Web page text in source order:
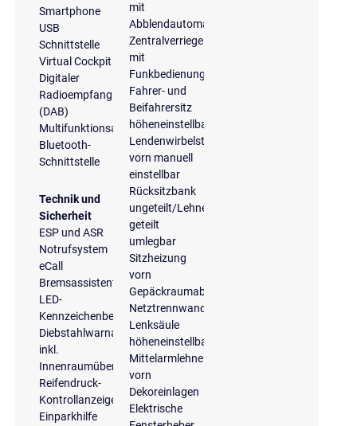
Smartphone
USB
Schnittstelle
Virtual Cockpit
Digitaler
Radioempfang
(DAB)
Multifunktionsanzeige
Bluetooth-
Schnittstelle
Technik und
Sicherheit
ESP und ASR
Notrufsystem
eCall
Bremsassistent
LED-
Kennzeichenbeleuchtung
Diebstahlwarnanlage
inkl.
Innenraumüberwachung
Reifendruck-
Kontrollanzeige
Einparkhilfe
mit
Abblendautomatik
Zentralverriegelung
mit
Funkbedienung
Fahrer- und
Beifahrersitz
höheneinstellbar
Lendenwirbelstütze
vorn manuell
einstellbar
Rücksitzbank
ungeteilt/Lehne
geteilt
umlegbar
Sitzheizung
vorn
Gepäckraumabdeckung
Netztrennwand
Lenksäule
höheneinstellbar
Mittelarmlehne
vorn
Dekoreinlagen
Elektrische